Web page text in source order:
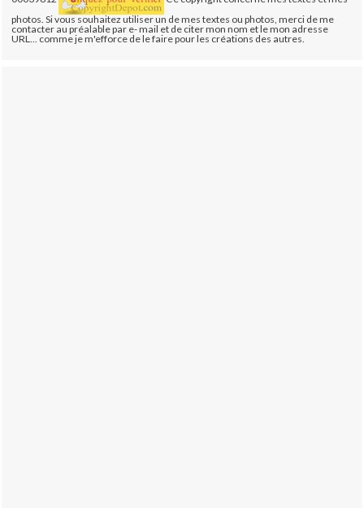
photos. Si vous souhaitez utiliser un de mes textes ou photos, merci de me
contacter au préalable par e- mail et de citer mon nom et le mon adresse
URL... comme je m'efforce de le faire pour les créations des autres.